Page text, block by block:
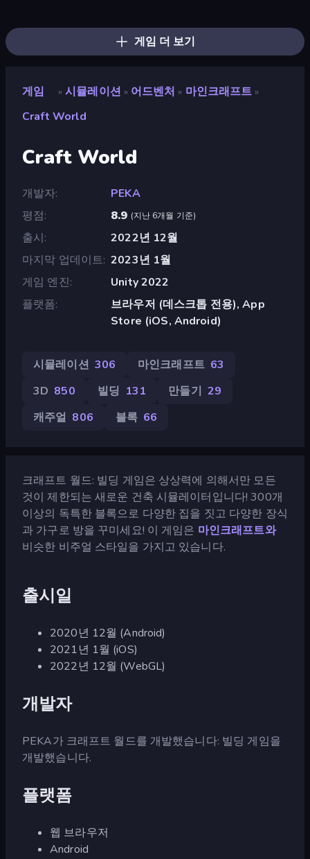
게임 더 보기
게임 » 시뮬레이션 » 어드벤처 » 마인크래프트 »
Craft World
Craft World
개발자
PEKA
평점
8.9 (지난 6개월 기준)
출시
2022년 12월
마지막 업데이트 2023년 1월
게임 엔진
Unity 2022
플랫폼
브라우저 (데스크톱 전용), App
Store (iOS, Android)
시뮬레이션 306 마인크래프트 63
3D 850 빌딩 131 만들기 29
캐주얼 806 블록 66
크래프트 월드: 빌딩 게임은 상상력에 의해서만 모든
것이 제한되는 새로운 건축 시뮬레이터입니다! 300개
이상의 독특한 블록으로 다양한 집을 짓고 다양한 장식
과 가구로 방을 꾸미세요! 이 게임은 마인크래프트와
비슷한 비주얼 스타일을 가지고 있습니다.
출시일
2020년 12월 (Android)
2021년 1월 (iOS)
2022년 12월 (WebGL)
개발자
PEKA가 크래프트 월드를 개발했습니다: 빌딩 게임을
개발했습니다.
플랫폼
웹 브라우저
Android